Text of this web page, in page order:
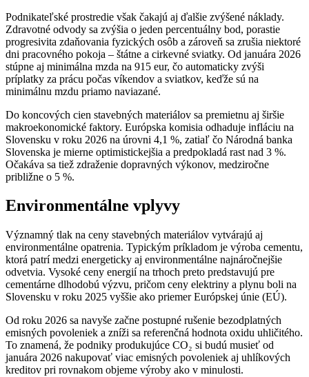
Podnikateľské prostredie však čakajú aj ďalšie zvýšené náklady.
Zdravotné odvody sa zvýšia o jeden percentuálny bod, porastie
progresivita zdaňovania fyzických osôb a zároveň sa zrušia niektoré
dni pracovného pokoja – štátne a cirkevné sviatky. Od januára 2026
stúpne aj minimálna mzda na 915 eur, čo automaticky zvýši
príplatky za prácu počas víkendov a sviatkov, keďže sú na
minimálnu mzdu priamo naviazané.
Do koncových cien stavebných materiálov sa premietnu aj širšie
makroekonomické faktory. Európska komisia odhaduje infláciu na
Slovensku v roku 2026 na úrovni 4,1 %, zatiaľ čo Národná banka
Slovenska je mierne optimistickejšia a predpokladá rast nad 3 %.
Očakáva sa tiež zdraženie dopravných výkonov, medziročne
približne o 5 %.
Environmentálne vplyvy
Významný tlak na ceny stavebných materiálov vytvárajú aj
environmentálne opatrenia. Typickým príkladom je výroba cementu,
ktorá patrí medzi energeticky aj environmentálne najnáročnejšie
odvetvia. Vysoké ceny energií na trhoch preto predstavujú pre
cementárne dlhodobú výzvu, pričom ceny elektriny a plynu boli na
Slovensku v roku 2025 vyššie ako priemer Európskej únie (EÚ).
Od roku 2026 sa navyše začne postupné rušenie bezodplatných
emisných povoleniek a zníži sa referenčná hodnota oxidu uhličitého.
To znamená, že podniky produkujúce CO₂ si budú musieť od
januára 2026 nakupovať viac emisných povoleniek aj uhlíkových
kreditov pri rovnakom objeme výroby ako v minulosti.